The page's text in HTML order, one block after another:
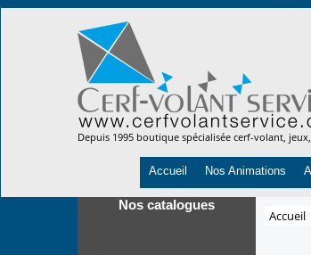
Depuis 1995 boutique spécialisée cerf-volant,
Accueil Nos Animations
Nos catalogues
Accueil